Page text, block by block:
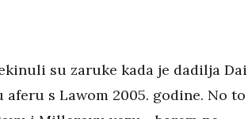
su zaruke kada je dadilja
s Lawom 2005. godine. No to